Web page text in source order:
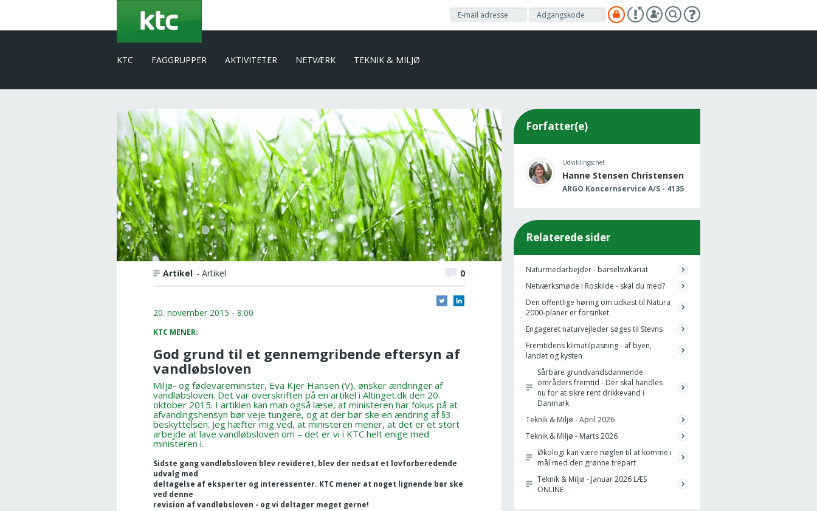
KTC FAGGRUPPER AKTIVITETER NETVÆRK TEKNIK & MILJØ
Artikel - Artikel 0
20. november 2015 - 8:00
KTC MENER:
God grund til et gennemgribende eftersyn af
vandløbsloven
Miljø- og fødevareminister, Eva Kjer Hansen (V), ønsker ændringer af
vandløbsloven. Det var overskriften på en artikel i Altinget.dk den 20.
oktober 2015. I artiklen kan man også læse, at ministeren har fokus på at
afvandingshensyn bør veje tungere, og at der bør ske en ændring af §3
beskyttelsen. Jeg hæfter mig ved, at ministeren mener, at det er et stort
arbejde at lave vandløbsloven om – det er vi i KTC helt enige med
ministeren i.
Sidste gang vandløbsloven blev revideret, blev der nedsat et lovforberedende
udvalg med
deltagelse af eksperter og interessenter. KTC mener at noget lignende bør ske
ved denne
revision af vandløbsloven - og vi deltager meget gerne!
Forfatter(e)
Udviklingschef
Hanne Stensen Christensen
ARGO Koncernservice A/S - 4135
Relaterede sider
Naturmedarbejder - barselsvikariat
Netværksmøde i Roskilde - skal du med?
Den offentlige høring om udkast til Natura
2000-planer er forsinket
Engageret naturvejleder søges til Stevns
Fremtidens klimatilpasning - af byen,
landet og kysten
Sårbare grundvandsdannende
områders fremtid - Der skal handles
nu for at sikre rent drikkevand i
Danmark
Teknik & Miljø - April 2026
Teknik & Miljø - Marts 2026
Økologi kan være nøglen til at komme i
mål med den grønne trepart
Teknik & Miljø - Januar 2026 LÆS
ONLINE